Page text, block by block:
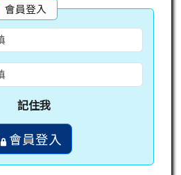
會員登入
記住我
會員登入